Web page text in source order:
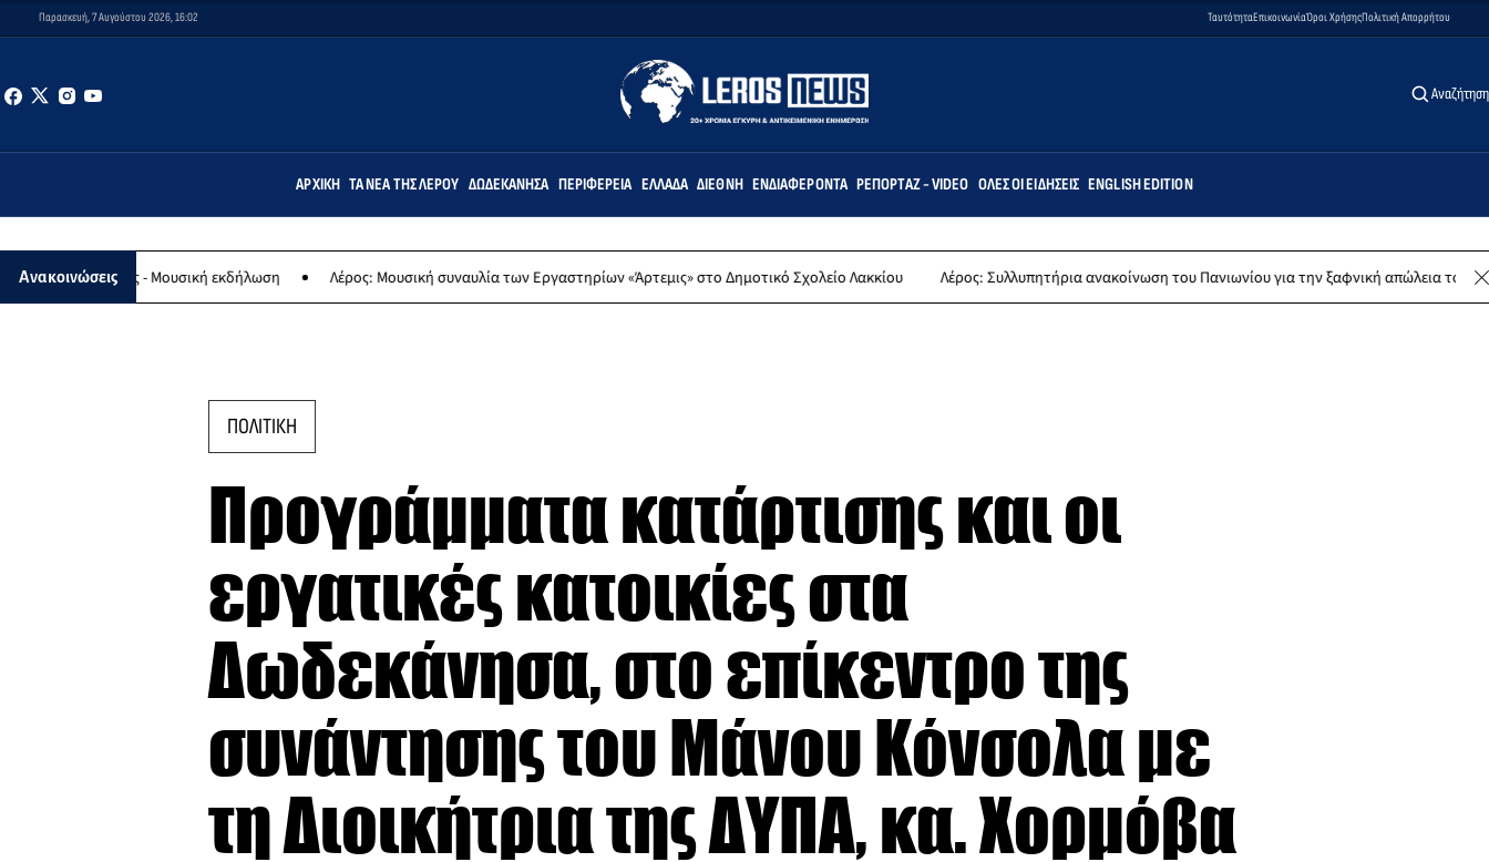
Παρασκευή, 7 Αυγούστου 2026, 16:02 ΤαυτότηταΕπικοινωνίαΌροι ΧρήσηςΠολιτική Απορρήτου
Αναζήτηση
ΑΡΧΙΚΉ ΤΑ ΝΈΑ ΤΗΣ ΛΈΡΟΥ ΔΩΔΕΚΆΝΗΣΑ ΠΕΡΙΦΈΡΕΙΑ ΕΛΛΆΔΑ ΔΙΕΘΝΉ ΕΝΔΙΑΦΈΡΟΝΤΑ ΡΕΠΟΡΤΆΖ - VIDEO ΌΛΕΣ ΟΙ ΕΙΔΉΣΕΙΣ ENGLISH EDITION
Ανακοινώσεις
- Μουσική εκδήλωση Λέρος: Μουσική συναυλία των Εργαστηρίων «Άρτεμις» στο Δημοτικό Σχολείο Λακκίου Λέρος: Συλλυπητήρια ανακοίνωση του Πανιωνίου για την ξαφνική απώλεια του Δημήτρη
ΠΟΛΙΤΙΚΗ
Προγράμματα κατάρτισης και οι
εργατικές κατοικίες στα
Δωδεκάνησα, στο επίκεντρο της
συνάντησης του Μάνου Κόνσολα με
τη Διοικήτρια της ΔΥΠΑ, κα. Χορμόβα